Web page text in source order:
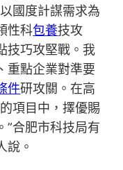
國度計謀需求為
性科包養技攻
技巧攻堅戰。我
重點企業對準要
件研攻關。在高
項目中，擇優賜
”合肥市科技局有
說。